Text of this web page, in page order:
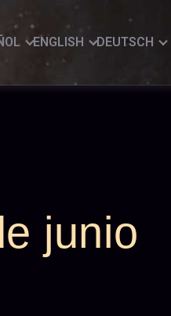
ENGLISH DEUTSCH
junio